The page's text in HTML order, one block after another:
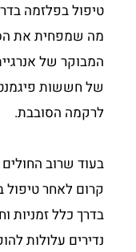
טיפול בפלזמה
מה שמפחית את
המבוקר של
של חששות
לרקמה הסובבת.
בעוד שרוב
קרום לאחר טיפול
בדרך כלל זמניות
נדירים עלולות